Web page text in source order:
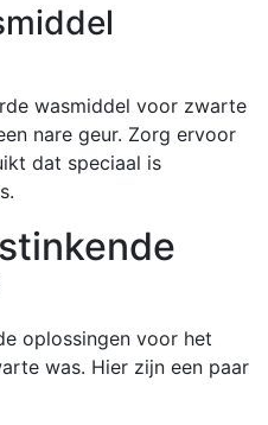
wasmiddel voor zwarte
nare geur. Zorg ervoor
dat speciaal is
oplossingen voor het
was. Hier zijn een paar